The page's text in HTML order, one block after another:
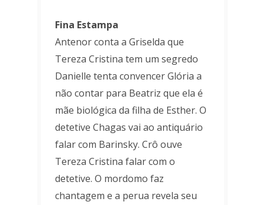
Fina Estampa
Antenor conta a Griselda que
Tereza Cristina tem um segredo
Danielle tenta convencer Glória a
não contar para Beatriz que ela é
mãe biológica da filha de Esther. O
detetive Chagas vai ao antiquário
falar com Barinsky. Crô ouve
Tereza Cristina falar com o
detetive. O mordomo faz
chantagem e a perua revela seu